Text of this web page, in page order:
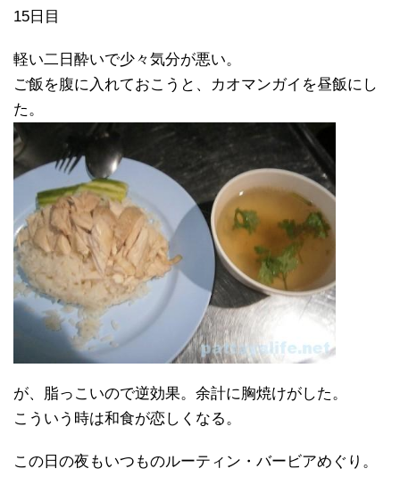
15日目
軽い二日酔いで少々気分が悪い。
ご飯を腹に入れておこうと、カオマンガイを昼飯にし
た。
が、脂っこいので逆効果。余計に胸焼けがした。
こういう時は和食が恋しくなる。
この日の夜もいつものルーティン・バービアめぐり。